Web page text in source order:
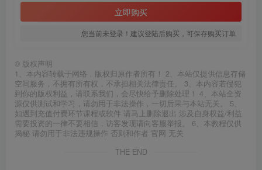
立即购买
您当前未登录！建议登陆后购买，可保存购买订单
© 版权声明
1、本内容转载于网络，版权归原作者所有！ 2、本站仅提供信息存储
空间服务，不拥有所有权，不承担相关法律责任。 3、本内容若侵犯
到你的版权利益，请联系我们，会尽快给予删除处理！ 4、本站全资
源仅供测试和学习，请勿用于非法操作，一切后果与本站无关。 5、
如遇到充值付费环节课程或软件 请马上删除退出 涉及自身权益/利益
需要投资的一律不要相信，访客发现请向客服举报。 6、本教程仅供
揭秘 请勿用于非法违规操作 否则和作者 官网 无关
THE END